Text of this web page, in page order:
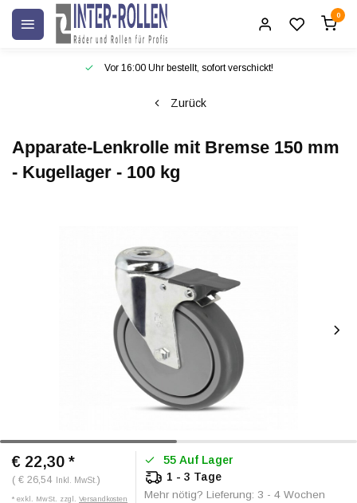
0
Vor 16:00 Uhr bestellt, sofort verschickt!
Zurück
Apparate-Lenkrolle mit Bremse 150 mm
- Kugellager - 100 kg
€ 22,30 *
( € 26,54 Inkl. MwSt. )
* exkl. MwSt. zzgl. Versandkosten
55 Auf Lager
1 - 3 Tage
Mehr nötig? Lieferung: 3 - 4 Wochen